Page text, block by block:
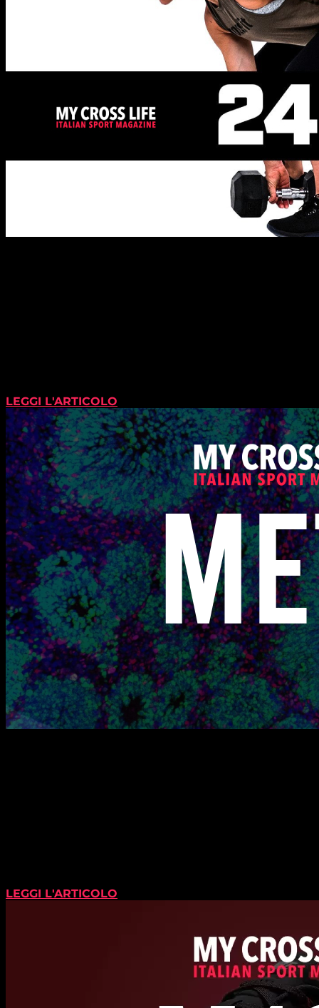
LEGGI L'ARTICOLO
LEGGI L'ARTICOLO